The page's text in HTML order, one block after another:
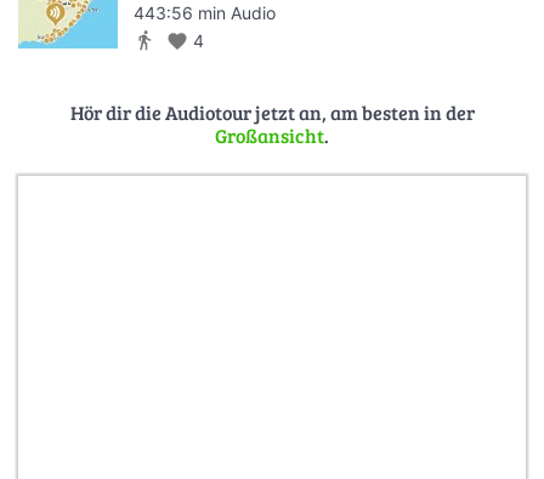
443:56 min Audio
directions_walk favorite 4
Hör dir die Audiotour jetzt an, am besten in der
Großansicht.